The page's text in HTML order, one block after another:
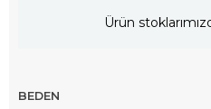
Ürün
BEDEN